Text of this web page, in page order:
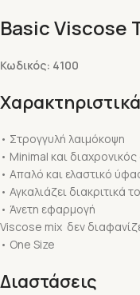
Basic Viscose
Κωδικός: 4100
• Στρογγυλή λαιμόκοψη
• Minimal και
• Απαλό και ελαστικό
• Αγκαλιάζει διακριτικά
• Άνετη εφαρμογή
Viscose mix δεν
• One Size
Διαστάσεις